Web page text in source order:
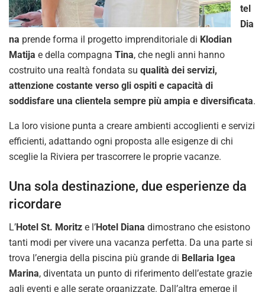
tel
Dia
na prende forma il progetto imprenditoriale di Klodian
Matija e della compagna Tina, che negli anni hanno
costruito una realtà fondata su qualità dei servizi,
attenzione costante verso gli ospiti e capacità di
soddisfare una clientela sempre più ampia e diversificata.
La loro visione punta a creare ambienti accoglienti e servizi
efficienti, adattando ogni proposta alle esigenze di chi
sceglie la Riviera per trascorrere le proprie vacanze.
Una sola destinazione, due esperienze da
ricordare
L’Hotel St. Moritz e l’Hotel Diana dimostrano che esistono
tanti modi per vivere una vacanza perfetta. Da una parte si
trova l’energia della piscina più grande di Bellaria Igea
Marina, diventata un punto di riferimento dell’estate grazie
agli eventi e alle serate organizzate. Dall’altra emerge il